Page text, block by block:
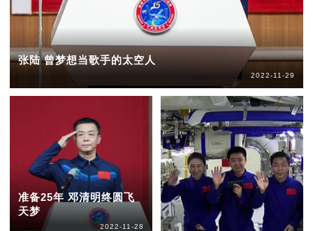
张陆 曾梦想当歌手的太空人
2022-11-29
准备25年 邓清明终圆飞
天梦
2022-11-28